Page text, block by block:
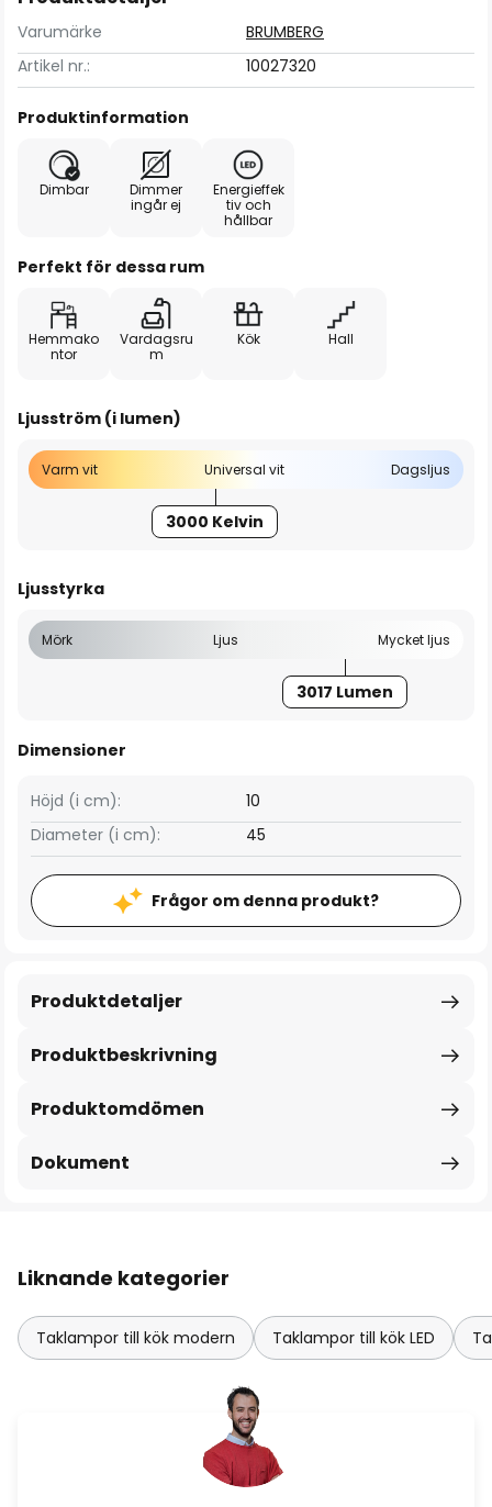
Varumärke
BRUMBERG
Artikel nr.:
10027320
Produktinformation
Dimbar
Dimmer
ingår ej
Energieffek
tiv och
hållbar
Perfekt för dessa rum
Hemmako
ntor
Vardagsru
m
Kök Hall
Ljusström (i lumen)
Varm vit Universal vit Dagsljus
3000 Kelvin
Ljusstyrka
Mörk Ljus Mycket ljus
3017 Lumen
Dimensioner
Höjd (i cm):
10
Diameter (i cm):
45
Frågor om denna produkt?
Produktbeskrivning
Produktdetaljer
Produktomdömen
Dokument
Liknande kategorier
Taklampor till kök modern Taklampor till kök LED